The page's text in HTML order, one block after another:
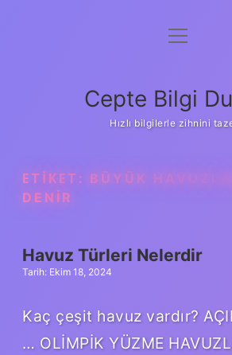
Anasayfa
Yasal Uyarı
menüyü
Cepte Bilgi
Hızlı bilgilerle zihnini
ETIKET: BÜYÜK
DENIR
Havuz Türleri Nelerdir
Tarih: Ekim 18, 2024
Kaç çeşit havuz vardır?
… OLİMPİK YÜZME